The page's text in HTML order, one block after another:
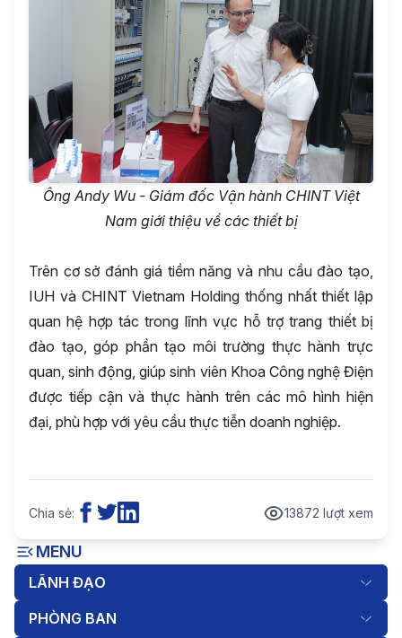
MENU
LÃNH ĐẠO
PHÒNG BAN
Ông Andy Wu - Giám đốc Vận hành CHINT Việt
Nam giới thiệu về các thiết bị
Trên cơ sở đánh giá tiềm năng và nhu cầu đào tạo,
IUH và CHINT Vietnam Holding thống nhất thiết lập
quan hệ hợp tác trong lĩnh vực hỗ trợ trang thiết bị
đào tạo, góp phần tạo môi trường thực hành trực
quan, sinh động, giúp sinh viên Khoa Công nghệ Điện
được tiếp cận và thực hành trên các mô hình hiện
đại, phù hợp với yêu cầu thực tiễn doanh nghiệp.
Chia sẻ: 13872 lượt xem